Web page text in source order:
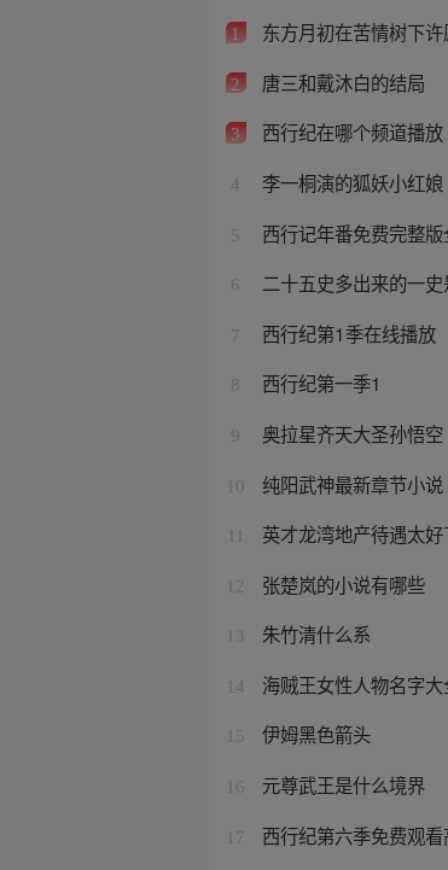
1 东方月初在苦情树下
2 唐三和戴沐白的结局
3 西行纪在哪个频道播放
4 李一桐演的狐妖小红娘
5 西行记年番免费完整
6 二十五史多出来的一史
7 西行纪第1季在线播放
8 西行纪第一季1
9 奥拉星齐天大圣孙悟空
10 纯阳武神最新章节小说
英才龙湾地产待遇太好
12 张楚岚的小说有哪些
13 朱竹清什么系
14 海贼王女性人物名字大
15 伊姆黑色箭头
16 元尊武王是什么境界
17 西行纪第六季免费观